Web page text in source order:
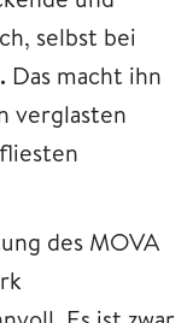
selbst bei
Das macht ihn
verglasten
des MOVA